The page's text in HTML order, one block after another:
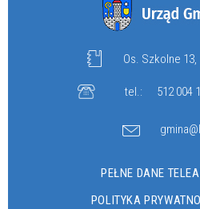
Os. Szkolne 13,
tel.: 512 004
PEŁNE DANE
POLITYKA